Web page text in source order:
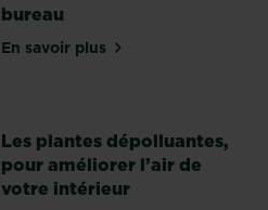
bureau
En savoir plussur Les meilleures
Les plantes dépolluantes,
pour améliorer l’air de
votre intérieur